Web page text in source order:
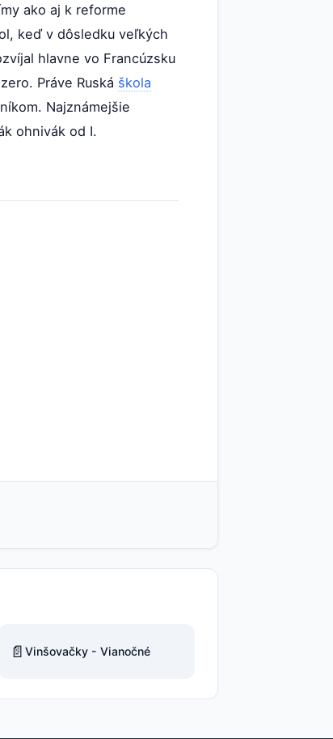
ako aj k reforme
keď v dôsledku veľkých
hlavne vo Francúzsku
Práve Ruská škola
Najznámejšie
ohnivák od I.
📄 Vinšovačky - Vianočné